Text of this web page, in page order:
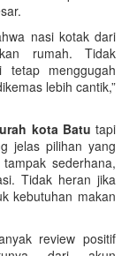
nasi kotak dari
rumah. Tidak
menggugah
lebih cantik,”
kota Batu tapi
jelas pilihan yang
sederhana,
Tidak heran jika
kebutuhan makan
review positif